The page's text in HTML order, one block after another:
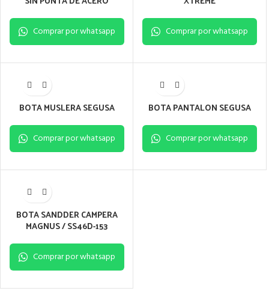
Comprar por whatsapp Comprar por whatsapp
BOTA MUSLERA SEGUSA
Comprar por whatsapp
BOTA PANTALON SEGUSA
Comprar por whatsapp
BOTA SANDDER CAMPERA
MAGNUS / SS46D-153
Comprar por whatsapp